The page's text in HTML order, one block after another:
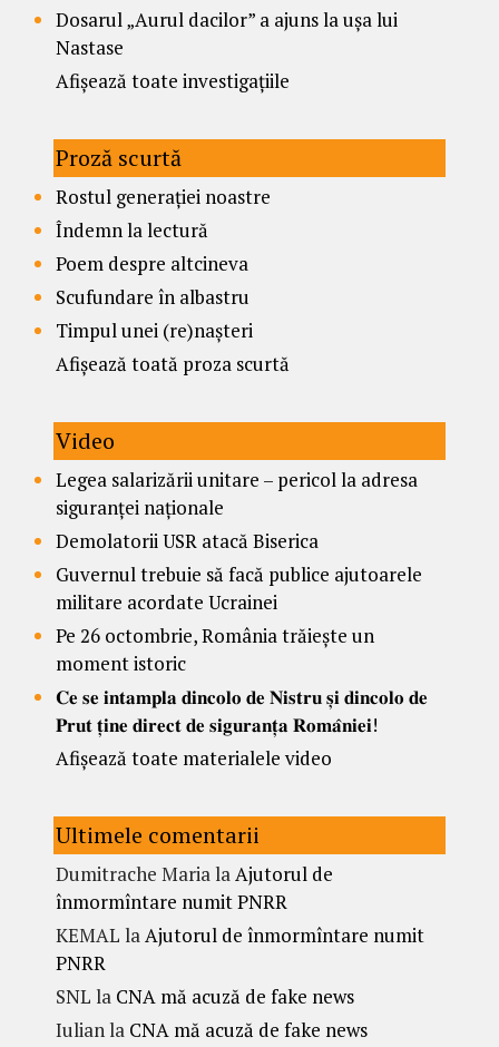
Dosarul „Aurul dacilor” a ajuns la ușa lui
Nastase
Afișează toate investigațiile
Proză scurtă
Rostul generației noastre
Îndemn la lectură
Poem despre altcineva
Scufundare în albastru
Timpul unei (re)nașteri
Afișează toată proza scurtă
Video
Legea salarizării unitare – pericol la adresa
siguranței naționale
Demolatorii USR atacă Biserica
Guvernul trebuie să facă publice ajutoarele
militare acordate Ucrainei
Pe 26 octombrie, România trăiește un
moment istoric
𝐂𝐞 𝐬𝐞 𝐢𝐧𝐭𝐚𝐦𝐩𝐥𝐚 𝐝𝐢𝐧𝐜𝐨𝐥𝐨 𝐝𝐞 𝐍𝐢𝐬𝐭𝐫𝐮 𝐬̦𝐢 𝐝𝐢𝐧𝐜𝐨𝐥𝐨 𝐝𝐞
𝐏𝐫𝐮𝐭 𝐭̦𝐢𝐧𝐞 𝐝𝐢𝐫𝐞𝐜𝐭 𝐝𝐞 𝐬𝐢𝐠𝐮𝐫𝐚𝐧𝐭̦𝐚 𝐑𝐨𝐦𝐚̂𝐧𝐢𝐞𝐢!
Afișează toate materialele video
Ultimele comentarii
Dumitrache MarialaAjutorul de
înmormîntare numit PNRR
KEMAL laAjutorul de înmormîntare numit
PNRR
SNL la CNA mă acuză de fake news
Iulianla CNA mă acuză de fake news